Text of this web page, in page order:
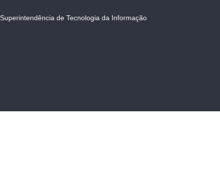
Superintendência de Tecnologia da Informação